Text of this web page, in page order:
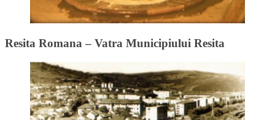
Resita Romana – Vatra Municipiului Resita